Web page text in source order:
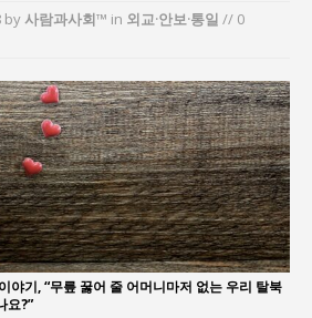
지향 2국가론: 한반도 평화의 새로운 길
지방재정공제회, 2026년 정기 승진 인사 발표
방산보안협의회, 방산기술보호·공급망 보안
나 개최
by사람과사회™ in 외교·안보·통일 // 0
야기, “무릎 꿇어 줄 어머니마저 없는 우리 탈북
요?”